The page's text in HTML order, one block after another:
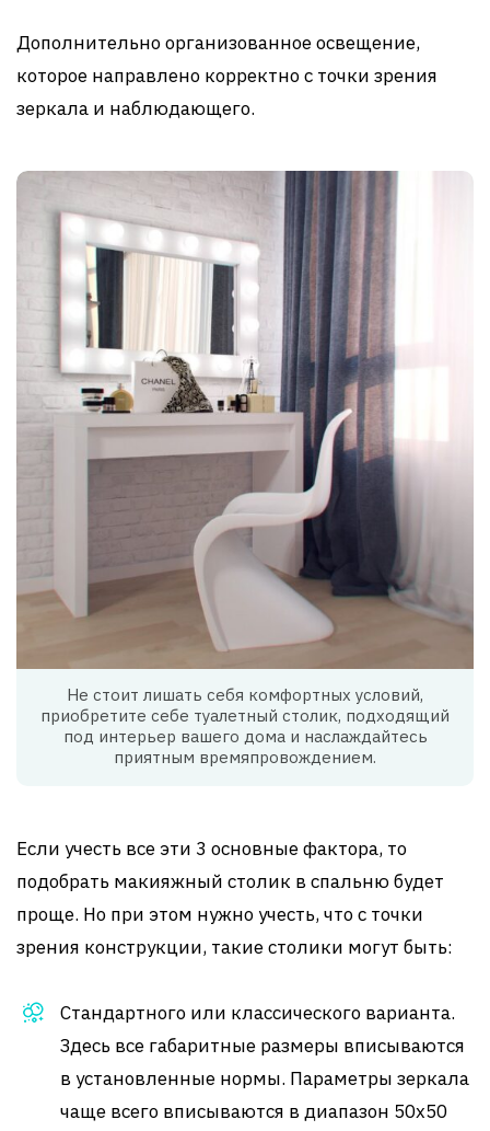
Дополнительно организованное освещение,
которое направлено корректно с точки зрения
зеркала и наблюдающего.
Не стоит лишать себя комфортных условий,
приобретите себе туалетный столик, подходящий
под интерьер вашего дома и наслаждайтесь
приятным времяпровождением.
Если учесть все эти 3 основные фактора, то
подобрать макияжный столик в спальню будет
проще. Но при этом нужно учесть, что с точки
зрения конструкции, такие столики могут быть:
Стандартного или классического варианта.
Здесь все габаритные размеры вписываются
в установленные нормы. Параметры зеркала
чаще всего вписываются в диапазон 50х50